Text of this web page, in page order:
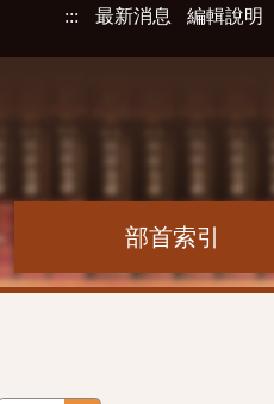
::: 最新消息 編輯說明
部首索引